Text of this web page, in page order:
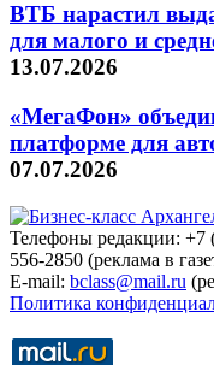
ВТБ нарастил
для малого и
13.07.2026
«МегаФон»
платформе для
07.07.2026
Телефоны редакции: +7
556-2850 (реклама в
E-mail: bclass@mail.ru
Политика